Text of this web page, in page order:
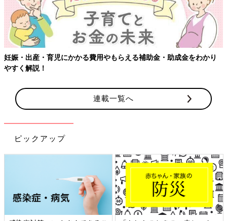
【ワクチン接種できるものも】妊婦の感染症対策、知っておいて！
連載一覧へ
ピックアップ